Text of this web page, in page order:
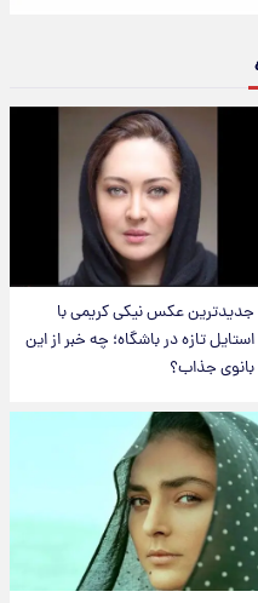
جدیدترین عکس نیکی کریمی با
استایل تازه در باشگاه؛ چه خبر از این
بانوی جذاب؟